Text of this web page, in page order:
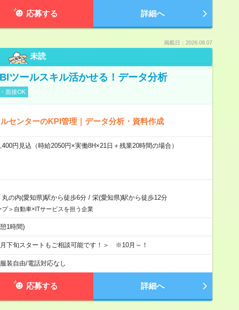
応募する 詳細へ
掲載日：2026.08.07
未読
ツールスキル活かせる！データ分析
面接OK
センターのKPI管理｜データ分析・資料作成
円見込（時給2050円×実働8H×21日＋残業20時間の場合）
丸の内(愛知県)駅から徒歩6分/ 栄(愛知県)駅から徒歩12分
＞自動車×ITサービスを担う企業
1時間)
下旬スタートもご相談可能です！＞ ※10月～！
服装自由/電話対応なし
応募する 詳細へ